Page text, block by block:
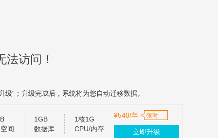
访问！
“；升级完成后，系统将为您自动迁移数据。
间
1GB
数据库
1核1G
CPU/内存
¥540/年 限时
立即升级